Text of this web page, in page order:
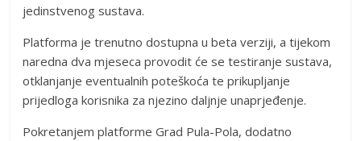
jedinstvenog sustava.
Platforma je trenutno dostupna u beta verziji, a tijekom
naredna dva mjeseca provodit će se testiranje sustava,
otklanjanje eventualnih poteškoća te prikupljanje
prijedloga korisnika za njezino daljnje unaprjeđenje.
Pokretanjem platforme Grad Pula-Pola, dodatno